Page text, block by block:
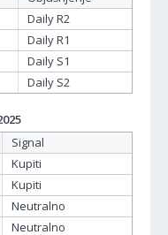
Daily R2
Daily R1
Daily S1
Daily S2
Signal
Kupiti
Kupiti
Neutralno
Neutralno